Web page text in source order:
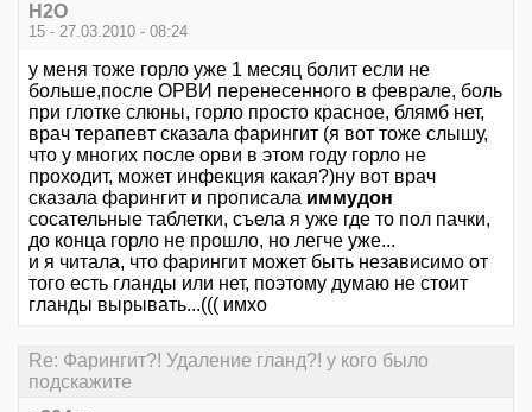
Н2О
15 - 27.03.2010 - 08:24
у меня тоже горло уже 1 месяц болит если не
больше,после ОРВИ перенесенного в феврале, боль
при глотке слюны, горло просто красное, блямб нет,
врач терапевт сказала фарингит (я вот тоже слышу,
что у многих после орви в этом году горло не
проходит, может инфекция какая?)ну вот врач
сказала фарингит и прописала иммудон
сосательные таблетки, съела я уже где то пол пачки,
до конца горло не прошло, но легче уже...
и я читала, что фарингит может быть независимо от
того есть гланды или нет, поэтому думаю не стоит
гланды вырывать...((( имхо
Re: Фарингит?! Удаление гланд?! у кого было
подскажите